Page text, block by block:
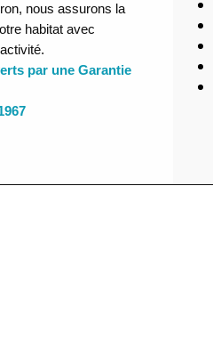
nous assurons la
habitat avec
par une Garantie